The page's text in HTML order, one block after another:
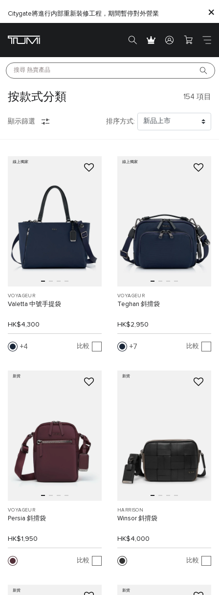
Citygate將進行内部重新裝修工程，期間暫停對外營業
搜尋 熱賣產品
按款式分類 154 項目
顯示篩選 排序方式:
線上獨家
VOYAGEUR
Valetta 中號手提袋
HK$4,300
4 比較
線上獨家
VOYAGEUR
Teghan 斜揹袋
HK$2,950
7 比較
新貨
VOYAGEUR
Persia 斜揹袋
HK$1,950
比較
新貨
HARRISON
Winsor 斜揹袋
HK$4,000
比較
新貨 新貨